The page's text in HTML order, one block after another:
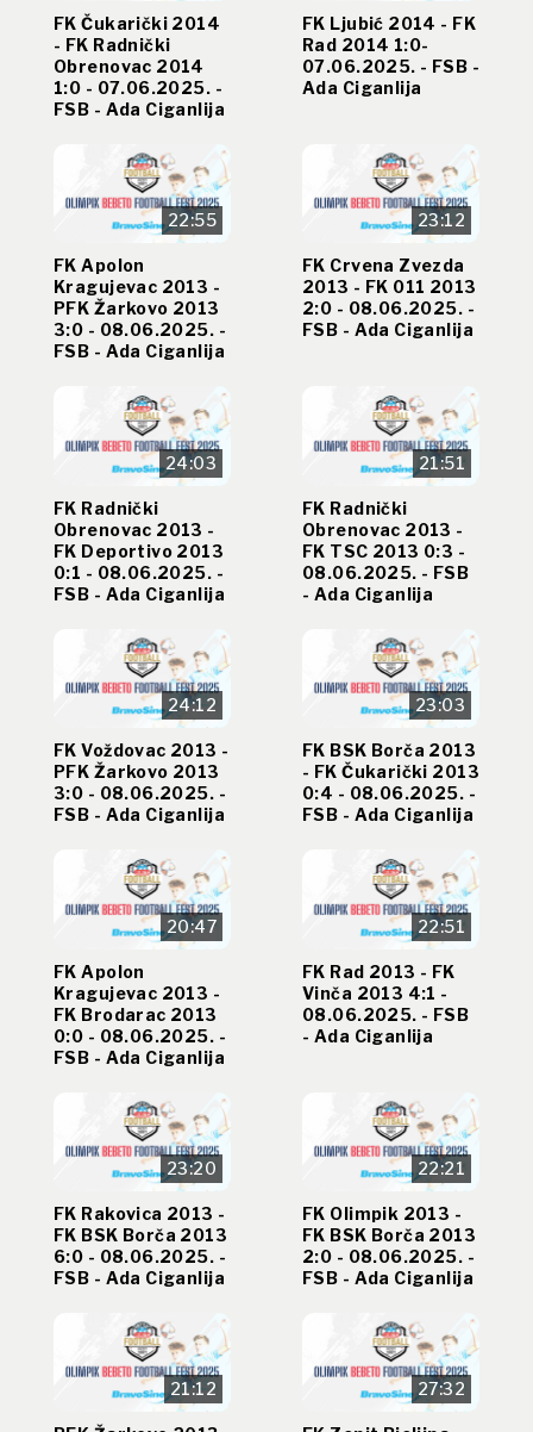
FK Čukarički 2014
- FK Radnički
Obrenovac 2014
1:0 - 07.06.2025. -
FSB - Ada Ciganlija
FK Ljubić 2014 - FK
Rad 2014 1:0-
07.06.2025. - FSB -
Ada Ciganlija
22:55
FK Apolon
Kragujevac 2013 -
PFK Žarkovo 2013
3:0 - 08.06.2025. -
FSB - Ada Ciganlija
23:12
FK Crvena Zvezda
2013 - FK 011 2013
2:0 - 08.06.2025. -
FSB - Ada Ciganlija
24:03
FK Radnički
Obrenovac 2013 -
FK Deportivo 2013
0:1 - 08.06.2025. -
FSB - Ada Ciganlija
21:51
FK Radnički
Obrenovac 2013 -
FK TSC 2013 0:3 -
08.06.2025. - FSB
- Ada Ciganlija
24:12
FK Voždovac 2013 -
PFK Žarkovo 2013
3:0 - 08.06.2025. -
FSB - Ada Ciganlija
23:03
FK BSK Borča 2013
- FK Čukarički 2013
0:4 - 08.06.2025. -
FSB - Ada Ciganlija
20:47
FK Apolon
Kragujevac 2013 -
FK Brodarac 2013
0:0 - 08.06.2025. -
FSB - Ada Ciganlija
22:51
FK Rad 2013 - FK
Vinča 2013 4:1 -
08.06.2025. - FSB
- Ada Ciganlija
23:20
FK Rakovica 2013 -
FK BSK Borča 2013
6:0 - 08.06.2025. -
FSB - Ada Ciganlija
22:21
FK Olimpik 2013 -
FK BSK Borča 2013
2:0 - 08.06.2025. -
FSB - Ada Ciganlija
21:12 27:32